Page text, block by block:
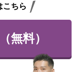
こちら
無料）